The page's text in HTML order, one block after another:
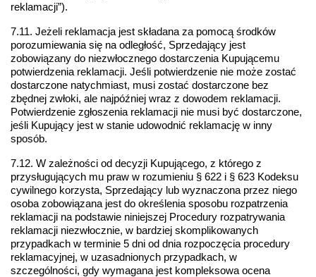
reklamacji”).
7.11. Jeżeli reklamacja jest składana za pomocą środków
porozumiewania się na odległość, Sprzedający jest
zobowiązany do niezwłocznego dostarczenia Kupującemu
potwierdzenia reklamacji. Jeśli potwierdzenie nie może zostać
dostarczone natychmiast, musi zostać dostarczone bez
zbędnej zwłoki, ale najpóźniej wraz z dowodem reklamacji.
Potwierdzenie zgłoszenia reklamacji nie musi być dostarczone,
jeśli Kupujący jest w stanie udowodnić reklamację w inny
sposób.
7.12. W zależności od decyzji Kupującego, z którego z
przysługujących mu praw w rozumieniu § 622 i § 623 Kodeksu
cywilnego korzysta, Sprzedający lub wyznaczona przez niego
osoba zobowiązana jest do określenia sposobu rozpatrzenia
reklamacji na podstawie niniejszej Procedury rozpatrywania
reklamacji niezwłocznie, w bardziej skomplikowanych
przypadkach w terminie 5 dni od dnia rozpoczęcia procedury
reklamacyjnej, w uzasadnionych przypadkach, w
szczególności, gdy wymagana jest kompleksowa ocena